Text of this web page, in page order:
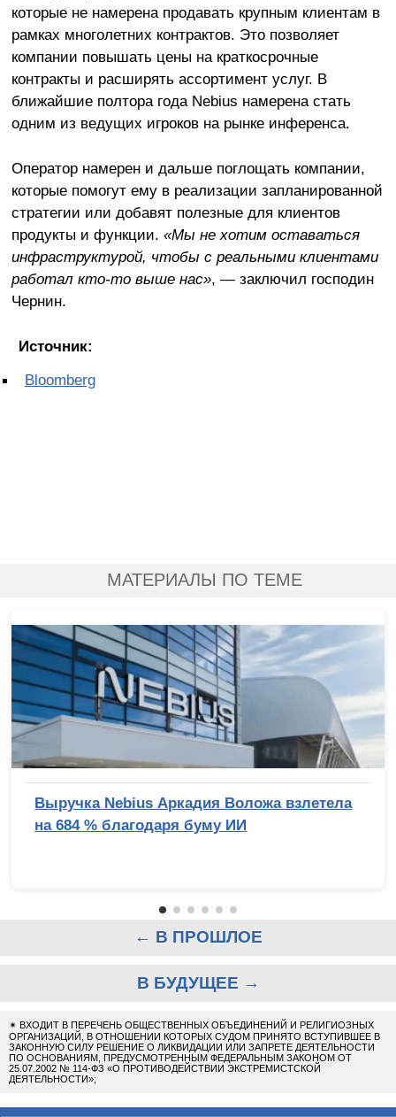
которые не намерена продавать крупным клиентам в
рамках многолетних контрактов. Это позволяет
компании повышать цены на краткосрочные
контракты и расширять ассортимент услуг. В
ближайшие полтора года Nebius намерена стать
одним из ведущих игроков на рынке инференса.
Оператор намерен и дальше поглощать компании,
которые помогут ему в реализации запланированной
стратегии или добавят полезные для клиентов
продукты и функции. «Мы не хотим оставаться
инфраструктурой, чтобы с реальными клиентами
работал кто-то выше нас», — заключил господин
Чернин.
Источник:
Bloomberg
МАТЕРИАЛЫ ПО ТЕМЕ
Выручка Nebius Аркадия Воложа взлетела
на 684 % благодаря буму ИИ
← В ПРОШЛОЕ
В БУДУЩЕЕ →
✴ ВХОДИТ В ПЕРЕЧЕНЬ ОБЩЕСТВЕННЫХ ОБЪЕДИНЕНИЙ И РЕЛИГИОЗНЫХ
ОРГАНИЗАЦИЙ, В ОТНОШЕНИИ КОТОРЫХ СУДОМ ПРИНЯТО ВСТУПИВШЕЕ В
ЗАКОННУЮ СИЛУ РЕШЕНИЕ О ЛИКВИДАЦИИ ИЛИ ЗАПРЕТЕ ДЕЯТЕЛЬНОСТИ
ПО ОСНОВАНИЯМ, ПРЕДУСМОТРЕННЫМ ФЕДЕРАЛЬНЫМ ЗАКОНОМ ОТ
25.07.2002 № 114-ФЗ «О ПРОТИВОДЕЙСТВИИ ЭКСТРЕМИСТСКОЙ
ДЕЯТЕЛЬНОСТИ»;